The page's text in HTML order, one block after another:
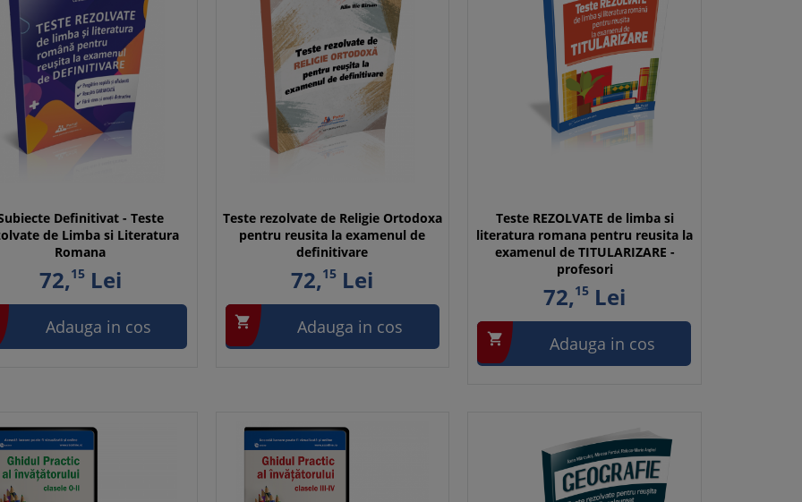
Definitivat - Teste
de Limba si Literatura
Romana
72,15Lei
Adauga in cos
Teste rezolvate de Religie Ortodoxa
pentru reusita la examenul de
definitivare
72,15 Lei
 Adauga in cos
Teste REZOLVATE de limba si
literatura romana pentru reusita la
examenul de TITULARIZARE -
profesori
72,15Lei
 Adauga in cos